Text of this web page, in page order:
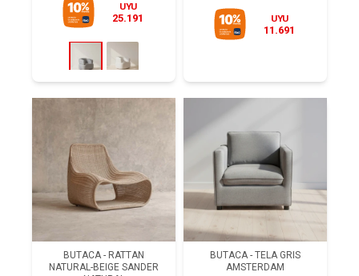
UYU
25.191 UYU
11.691
BUTACA - RATTAN
NATURAL-BEIGE SANDER
BUTACA - TELA GRIS
AMSTERDAM